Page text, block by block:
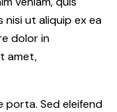
ut aliquip ex ea
dolor in
amet,
porta. Sed eleifend